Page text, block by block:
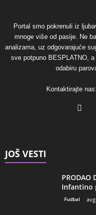
Portal smo pokrenuli iz
mnoge više od pasije. Ne
analizama, uz odgovarajuće
sve potpuno BESPLATNO,
odabiru
Kontaktirajte nas:
JOŠ VESTI
PRODAO
Infantino
Fudbal